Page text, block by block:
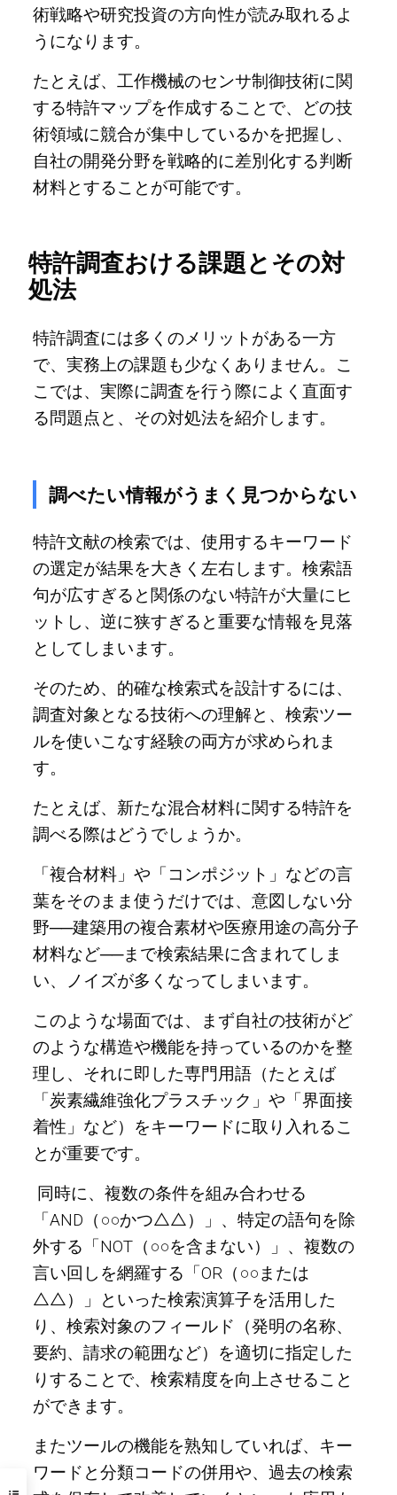
術戦略や研究投資の方向性が読み取れるよ
うになります。
たとえば、工作機械のセンサ制御技術に関
する特許マップを作成することで、どの技
術領域に競合が集中しているかを把握し、
自社の開発分野を戦略的に差別化する判断
材料とすることが可能です。
特許調査おける課題とその対
処法
特許調査には多くのメリットがある一方
で、実務上の課題も少なくありません。こ
こでは、実際に調査を行う際によく直面す
る問題点と、その対処法を紹介します。
調べたい情報がうまく見つからない
特許文献の検索では、使用するキーワード
の選定が結果を大きく左右します。検索語
句が広すぎると関係のない特許が大量にヒ
ットし、逆に狭すぎると重要な情報を見落
としてしまいます。
そのため、的確な検索式を設計するには、
調査対象となる技術への理解と、検索ツー
ルを使いこなす経験の両方が求められま
す。
たとえば、新たな混合材料に関する特許を
調べる際はどうでしょうか。
「複合材料」や「コンポジット」などの言
葉をそのまま使うだけでは、意図しない分
野──建築用の複合素材や医療用途の高分子
材料など──まで検索結果に含まれてしま
い、ノイズが多くなってしまいます。
このような場面では、まず自社の技術がど
のような構造や機能を持っているのかを整
理し、それに即した専門用語（たとえば
「炭素繊維強化プラスチック」や「界面接
着性」など）をキーワードに取り入れるこ
とが重要です。
同時に、複数の条件を組み合わせる
「AND（○○かつ△△）」、特定の語句を除
外する「NOT（○○を含まない）」、複数の
言い回しを網羅する「OR（○○または
△△）」といった検索演算子を活用した
り、検索対象のフィールド（発明の名称、
要約、請求の範囲など）を適切に指定した
りすることで、検索精度を向上させること
ができます。
またツールの機能を熟知していれば、キー
ワードと分類コードの併用や、過去の検索